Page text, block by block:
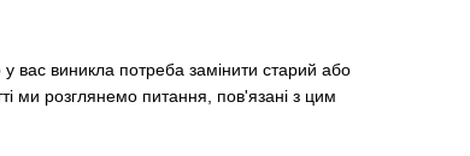
вас виникла потреба замінити старий або
ми розглянемо питання, пов'язані з цим